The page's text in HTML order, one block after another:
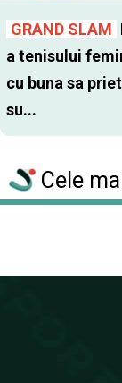
GRAND SLAM
a tenisului
cu buna sa
su...
Cele